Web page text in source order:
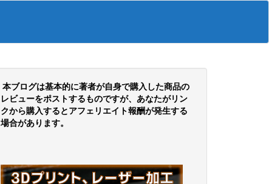
本ブログは基本的に著者が自身で購入した商品の
レビューをポストするものですが、あなたがリン
クから購入するとアフェリエイト報酬が発生する
場合があります。